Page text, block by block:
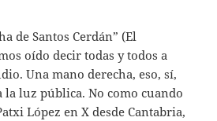
de Santos Cerdán” (El
oído decir todas y todos a
Una mano derecha, eso, sí,
la luz pública. No como cuando
López en X desde Cantabria,